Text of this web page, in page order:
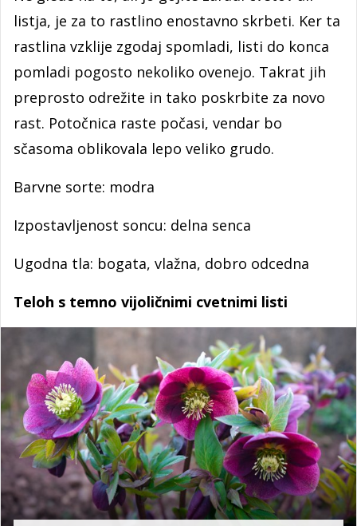
listja, je za to rastlino enostavno skrbeti. Ker ta
rastlina vzklije zgodaj spomladi, listi do konca
pomladi pogosto nekoliko ovenejo. Takrat jih
preprosto odrežite in tako poskrbite za novo
rast. Potočnica raste počasi, vendar bo
sčasoma oblikovala lepo veliko grudo.
Barvne sorte: modra
Izpostavljenost soncu: delna senca
Ugodna tla: bogata, vlažna, dobro odcedna
Teloh s temno vijoličnimi cvetnimi listi